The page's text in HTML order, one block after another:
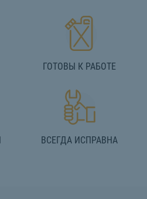
ГОТОВЫ К РАБОТЕ
ВСЕГДА ИСПРАВНА